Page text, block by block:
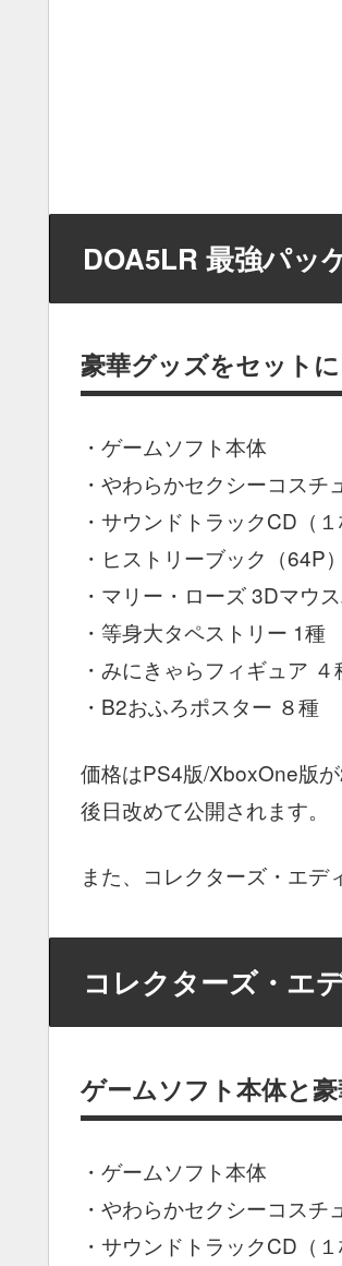
DOA5LR 最強パッ
豪華グッズをセット
・ゲームソフト本体
・やわらかセクシーコス
・サウンドトラックCD（１
・ヒストリーブック（64P）
・マリー・ローズ 3Dマウ
・等身大タペストリー 1種
・みにきゃらフィギュア ４
・B2おふろポスター ８種
価格はPS4版/XboxOne版
後日改めて公開されます。
また、コレクターズ・エデ
コレクターズ・エ
ゲームソフト本体と
・ゲームソフト本体
・やわらかセクシーコス
・サウンドトラックCD（１